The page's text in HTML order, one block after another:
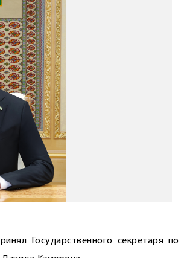
Государственного секретаря